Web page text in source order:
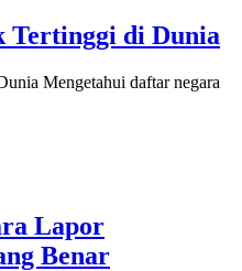
Tertinggi di Dunia
Mengetahui daftar negara
Lapor
Benar